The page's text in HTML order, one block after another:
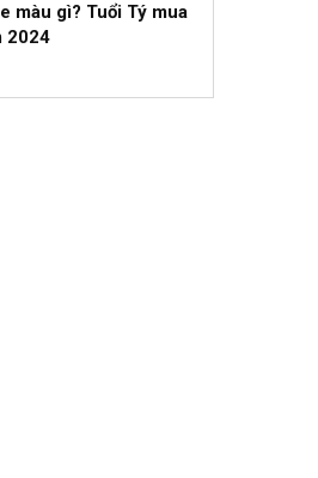
màu gì? Tuổi Tý mua
2024